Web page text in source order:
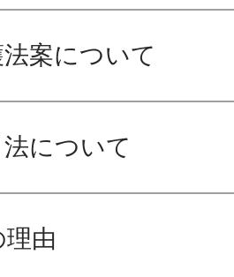
案について
について
理由